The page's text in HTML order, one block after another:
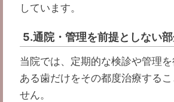
しています。
5.通院・管理を前提としない
当院では、定期的な検診や管理
ある歯だけをその都度治療する
せん。